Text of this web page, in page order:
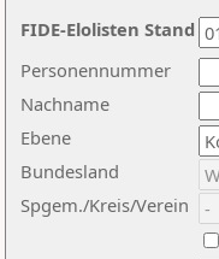
Nachname
Ebene
Personennummer
Bundesland
Spgem./Kreis/Verein
FIDE-Elolisten Stand